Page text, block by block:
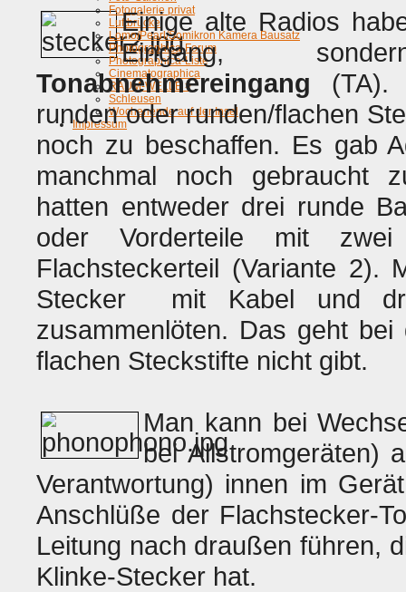
Fotogalerie privat
Luftbrücke
Lomo/Pearl/Somikron Kamera Bausatz
Photographica-Forum
Photographica-Liste
Cinematographica
RAUM-WELLE >
Schleusen
Wochenende auf der Insel
Impressum
Einige alte Radios
Eingang,
Tonabnehmereingang
runden oder runden/flachen
noch zu beschaffen. Es gab
manchmal noch gebraucht
hatten entweder drei runde
oder Vorderteile mit zwei
Flachsteckerteil (Variante 2).
Stecker mit Kabel und
zusammenlöten. Das geht
flachen Steckstifte nicht gibt.
Man kann bei
bei Allstromgeräten)
Verantwortung) innen im
Anschlüße der Flachstecker-
Leitung nach draußen führen,
Klinke-Stecker hat.